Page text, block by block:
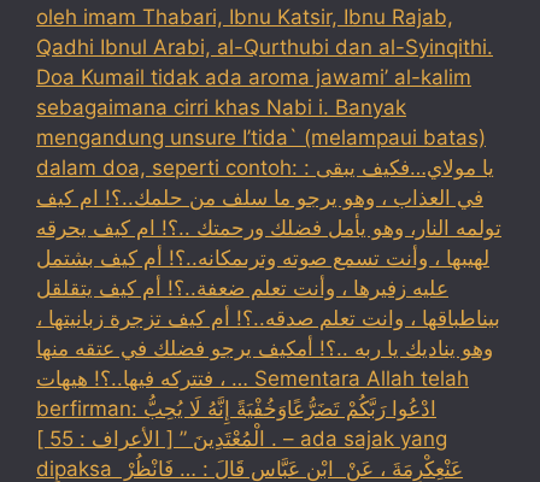
oleh imam Thabari, Ibnu Katsir, Ibnu Rajab,
Qadhi Ibnul Arabi, al-Qurthubi dan al-Syinqithi.
Doa Kumail tidak ada aroma jawami’ al-kalim
sebagaimana cirri khas Nabi i. Banyak
mengandung unsure I’tida` (melampaui batas)
dalam doa, seperti contoh: : يا مولاي…فكيف يبقى
في العذاب ، وهو يرجو ما سلف من حلمك..؟! ام كيف
تولمه النار، وهو يأمل فضلك ورحمتك ..؟! ام كيف يحرقه
لهيبها ، وأنت تسمع صوته وترىمكانه..؟! أم كيف بشتمل
عليه زفيرها ، وأنت تعلم ضعفة..؟! أم كيف يتقلقل
بيناطباقها ، وانت تعلم صدقه..؟! أم كيف تزجرة زبانيتها ،
وهو يناديك يا ربه ..؟! أمكيف يرجو فضلك في عتقه منها
، فتتركه فيها..؟! هيهات … Sementara Allah telah
berfirman: ادْعُوا رَبَّكُمْ تَضَرُّعًاوَخُفْيَةً إِنَّهُ لَا يُحِبُّ
الْمُعْتَدِينَ ” [ الأعراف : 55 ] . – ada sajak yang
dipaksa ‏عَنْ‏‏عِكْرِمَةَ ‏، ‏عَنْ ‏ ‏ابْنِ عَبَّاسٍ ‏‏قَالَ : … فَانْظُرْ ‏‏